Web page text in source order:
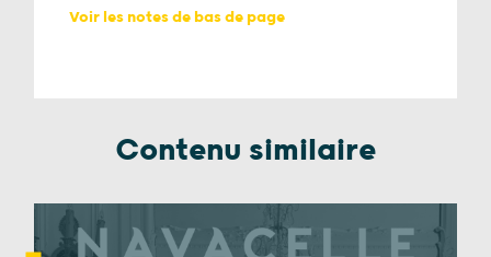
Voir les notes de bas de page
Contenu similaire